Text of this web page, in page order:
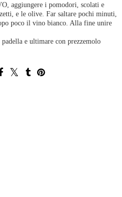
aggiungere i pomodori, scolati e
e le olive. Far saltare pochi minuti,
poco il vino bianco. Alla fine unire
e ultimare con prezzemolo